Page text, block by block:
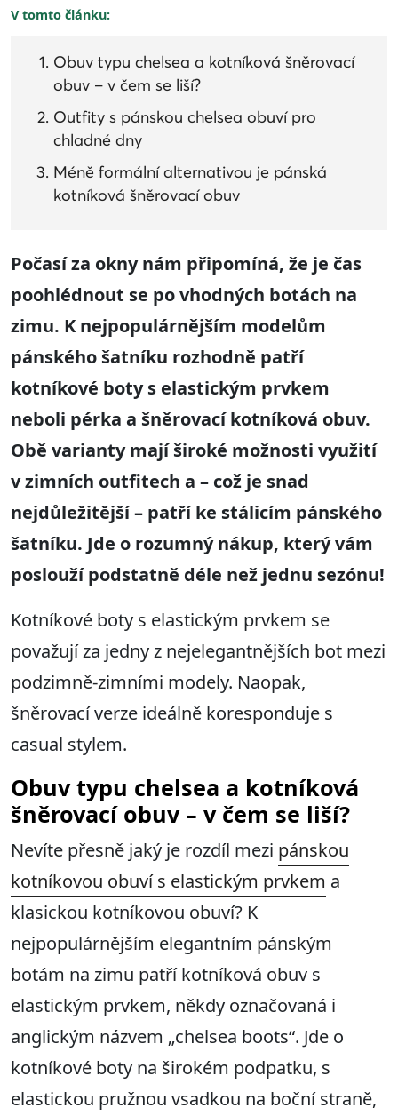
V tomto článku:
Obuv typu chelsea a kotníková šněrovací
obuv – v čem se liší?
Outfity s pánskou chelsea obuví pro
chladné dny
Méně formální alternativou je pánská
kotníková šněrovací obuv
Počasí za okny nám připomíná, že je čas
poohlédnout se po vhodných botách na
zimu. K nejpopulárnějším modelům
pánského šatníku rozhodně patří
kotníkové boty s elastickým prvkem
neboli pérka a šněrovací kotníková obuv.
Obě varianty mají široké možnosti využití
v zimních outfitech a – což je snad
nejdůležitější – patří ke stálicím pánského
šatníku. Jde o rozumný nákup, který vám
poslouží podstatně déle než jednu sezónu!
Kotníkové boty s elastickým prvkem se
považují za jedny z nejelegantnějších bot mezi
podzimně-zimními modely. Naopak,
šněrovací verze ideálně koresponduje s
casual stylem.
Obuv typu chelsea a kotníková
šněrovací obuv – v čem se liší?
Nevíte přesně jaký je rozdíl mezi pánskou
kotníkovou obuví s elastickým prvkem a
klasickou kotníkovou obuví? K
nejpopulárnějším elegantním pánským
botám na zimu patří kotníková obuv s
elastickým prvkem, někdy označovaná i
anglickým názvem „chelsea boots“. Jde o
kotníkové boty na širokém podpatku, s
elastickou pružnou vsadkou na boční straně,